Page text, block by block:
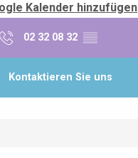
Kalender hinzufügen
02 32 08 32 ▒▒
Kontaktieren Sie uns